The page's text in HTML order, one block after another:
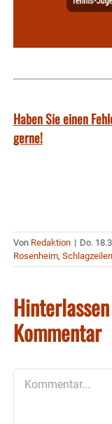
Haben Sie einen
gerne!
Von Redaktion | Do.
Rosenheim, Schlagzeilen
Kommentar